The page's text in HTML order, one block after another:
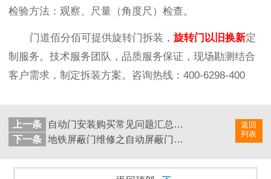
检验方法：观察、尺量（角度尺）检查。
门道佰分佰可提供旋转门拆装， 旋转门以旧换新定
制服务。技术服务团队，品质服务保证，现场勘测结合
客户需求，制定拆装方案。咨询热线： 400-6298-400
返回
列表
上一条
自动门安装购买常见问题汇总解答
下一条
地铁屏蔽门维修之自动屏蔽门门机系统维修方法